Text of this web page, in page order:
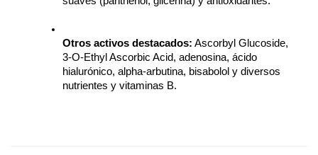
Otros activos destacados: Ascorbyl Glucoside,
3‑O‑Ethyl Ascorbic Acid, adenosina, ácido
hialurónico, alpha‑arbutina, bisabolol y diversos
nutrientes y vitaminas B.